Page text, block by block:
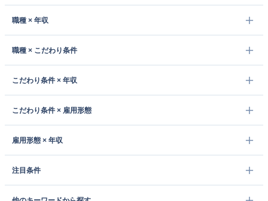
職種 × 年収
職種 × こだわり条件
こだわり条件 × 年収
こだわり条件 × 雇用形態
雇用形態 × 年収
注目条件